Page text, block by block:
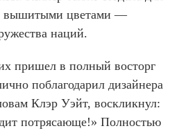
вышитыми цветами —
наций.
пришел в полный восторг
поблагодарил дизайнера
Клэр Уэйт, воскликнул:
потрясающе!» Полностью